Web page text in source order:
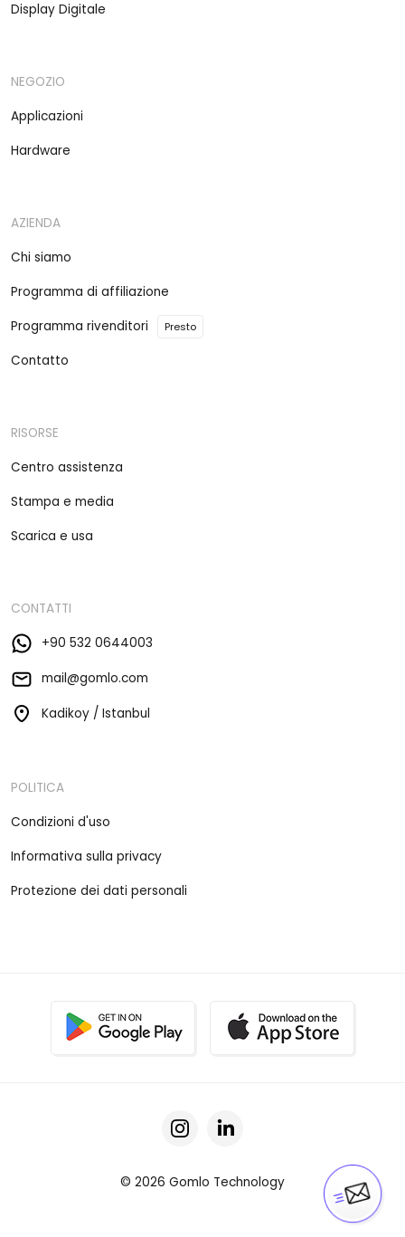
Display Digitale
NEGOZIO
Applicazioni
Hardware
AZIENDA
Chi siamo
Programma di affiliazione
Programma rivenditori
Presto
Contatto
RISORSE
Centro assistenza
Stampa e media
Scarica e usa
CONTATTI
+90 532 0644003
mail@gomlo.com
Kadikoy / Istanbul
POLITICA
Condizioni d'uso
Informativa sulla privacy
Protezione dei dati personali
© 2026 Gomlo Technology